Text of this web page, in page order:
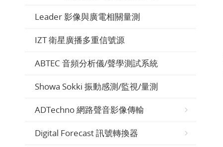
Leader 影像與廣電相關量測
IZT 衛星廣播多重信號源
ABTEC 音頻分析儀/聲學測試系統
Showa Sokki 振動感測/監視/量測
ADTechno 網路聲音影像傳輸
Digital Forecast 訊號轉換器